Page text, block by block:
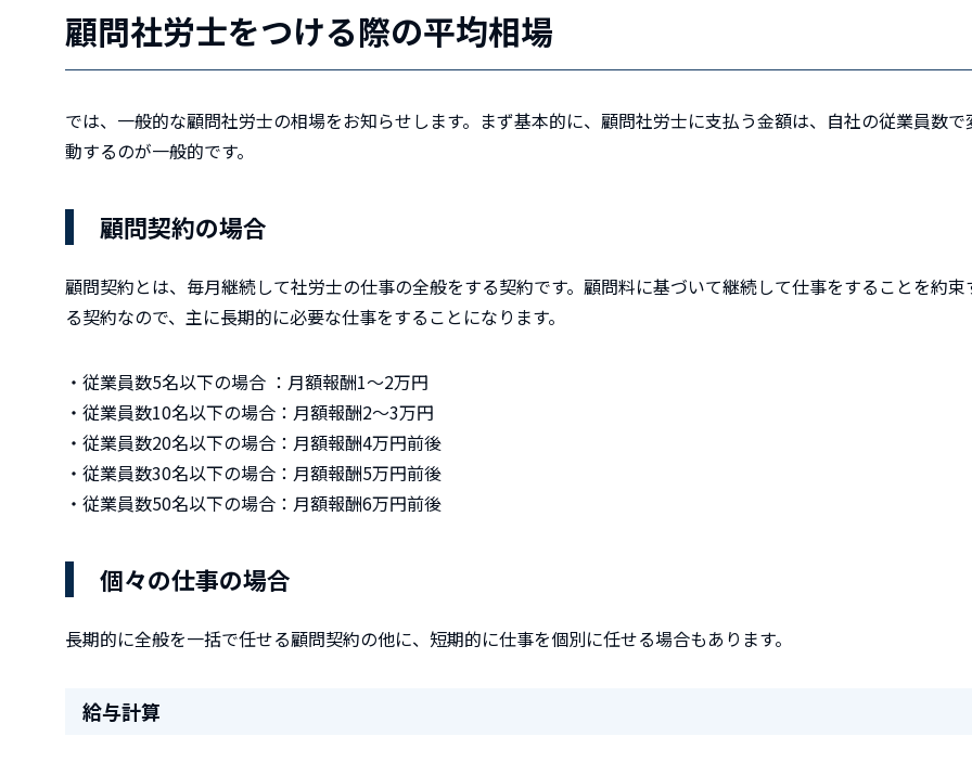
顧問社労士をつける際の平均相場
では、一般的な顧問社労士の相場をお知らせします。まず基本的に、顧問社労士に支払う金額は、 自社の従業員数で
動するのが一般的です。
顧問契約の場合
顧問契約とは、毎月継続して社労士の仕事の全般をする契約です。顧問料に基づいて継続して仕事をすることを約束
る契約なので、主に長期的に必要な仕事をすることになります。
・従業員数5名以下の場合 ：月額報酬1～2万円
・従業員数10名以下の場合：月額報酬2～3万円
・従業員数20名以下の場合：月額報酬4万円前後
・従業員数30名以下の場合：月額報酬5万円前後
・従業員数50名以下の場合：月額報酬6万円前後
個々の仕事の場合
長期的に全般を一括で任せる顧問契約の他に、短期的に仕事を個別に任せる場合もあります。
給与計算